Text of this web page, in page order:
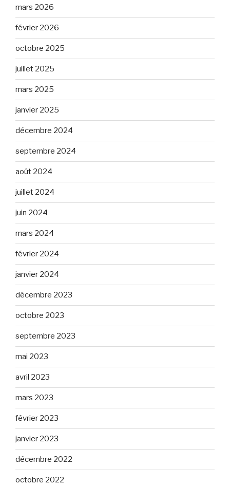
mars 2026
février 2026
octobre 2025
juillet 2025
mars 2025
janvier 2025
décembre 2024
septembre 2024
août 2024
juillet 2024
juin 2024
mars 2024
février 2024
janvier 2024
décembre 2023
octobre 2023
septembre 2023
mai 2023
avril 2023
mars 2023
février 2023
janvier 2023
décembre 2022
octobre 2022